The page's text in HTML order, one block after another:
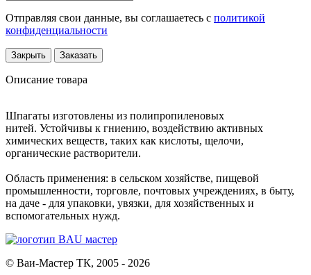
Отправляя свои данные, вы соглашаетесь с политикой
конфиденциальности
Закрыть Заказать
Описание товара
Шпагаты изготовлены из полипропиленовых
нитей. Устойчивы к гниению, воздействию активных
химических веществ, таких как кислоты, щелочи,
органические растворители.
Область применения: в сельском хозяйстве, пищевой
промышленности, торговле, почтовых учреждениях, в быту,
на даче - для упаковки, увязки, для хозяйственных и
вспомогательных нужд.
© Ваи-Мастер ТК, 2005 - 2026